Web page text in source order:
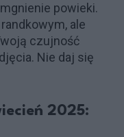
powieki.
ale
czujność
Nie daj się
2025: